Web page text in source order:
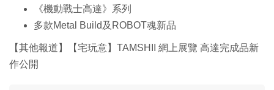
《機動戰士高達》系列
多款Metal Build及ROBOT魂新品
【其他報道】【宅玩意】TAMSHII 網上展覽 高達完成品新
作公開